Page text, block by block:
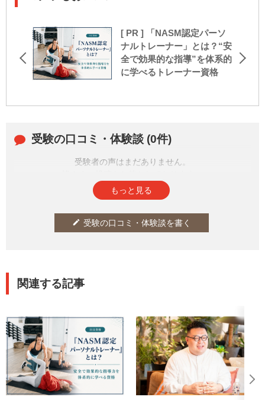
[ PR ] 「NASM認定パーソ
ナルトレーナー」とは？“安
全で効果的な指導”を体系的
に学べるトレーナー資格
受験の口コミ・体験談 (0件)
受験者の声はまだありません。
もっと見る
edit 受験の口コミ・体験談を書く
関連する記事